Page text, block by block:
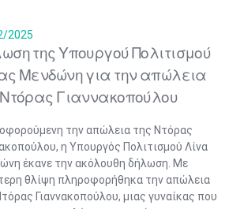
2025
της Υπουργού Πολιτισμού
Μενδώνη για την απώλεια
Ντόρας Γιαννακοπούλου
την απώλεια της Ντόρας
η Υπουργός Πολιτισμού Λίνα
έκανε την ακόλουθη δήλωση. Με
θλίψη πληροφορήθηκα την απώλεια
Γιαννακοπούλου, μιας γυναίκας που